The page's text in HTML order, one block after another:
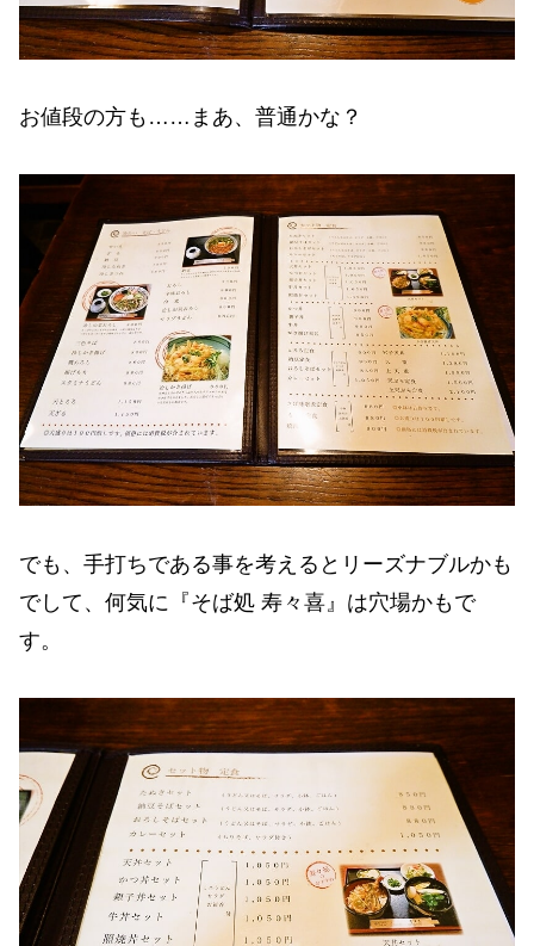
お値段の方も……まあ、普通かな？
でも、手打ちである事を考えるとリーズナブルかも
でして、何気に『そば処 寿々喜』は穴場かもで
す。